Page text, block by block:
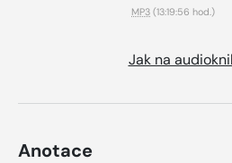
MP3 (13:19:56 hod.)
Jak na
Anotace